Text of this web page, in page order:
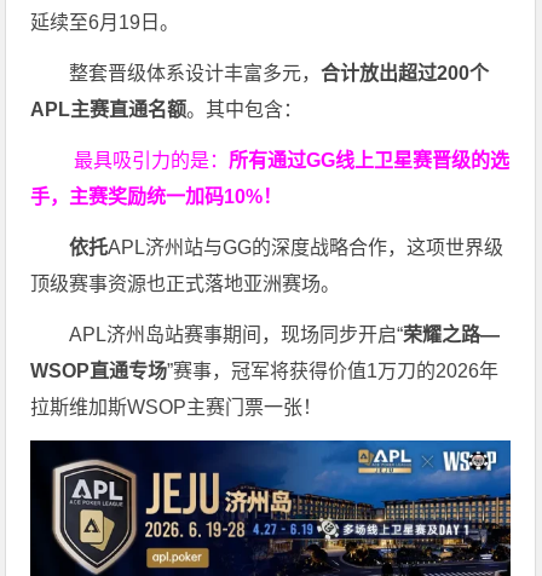
延续至6月19日。
整套晋级体系设计丰富多元，合计放出超过200个
APL主赛直通名额。其中包含：
最具吸引力的是： 所有通过GG线上卫星赛晋级的选
手，主赛奖励统一加码10%！
依托APL济州站与GG的深度战略合作，这项世界级
顶级赛事资源也正式落地亚洲赛场。
APL济州岛站赛事期间，现场同步开启“荣耀之路—
WSOP直通专场”赛事，冠军将获得价值1万刀的2026年
拉斯维加斯WSOP主赛门票一张！